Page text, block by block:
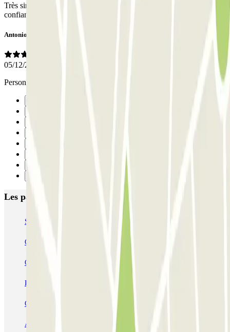
Très simple, Très efficace, très fiable ! Ça fait plaisir de pouvoir faire
confiance presque de manière aveugle !
Antonio
05/12/2025
Personale disponibile e molto organizzato
Les parkings les mieux notés à Naples
Supergarage Napoli
Garage Scarpato - Shuttle - Aeroporto di Napoli
QUICK Parking Napoli - Piazza Nazionale - Stazione Centrale
Porta di Massa Napoli QUICK GEPARK Morghen
GEPARK Cacciottoli
Autorimessa Travaglione - Stazione di Napoli Piazza Amedeo